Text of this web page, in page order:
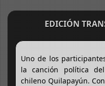
EDICIÓN
Uno de los
la canción política
chileno Quilapayún.